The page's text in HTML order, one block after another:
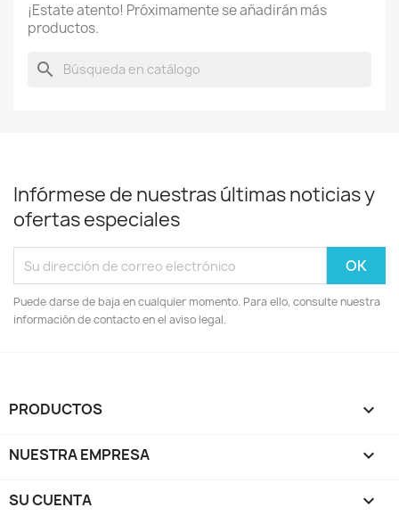
¡Estate atento! Próximamente se añadirán más
productos.
search
Infórmese de nuestras últimas noticias y
ofertas especiales
Puede darse de baja en cualquier momento. Para ello, consulte nuestra
información de contacto en el aviso legal.
PRODUCTOS 
NUESTRA EMPRESA 
SU CUENTA 